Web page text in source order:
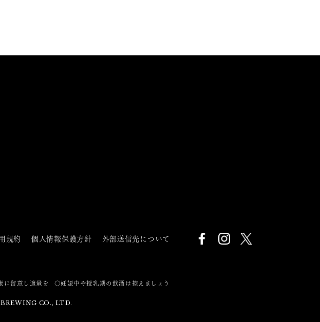
規約 個人情報保護方針 外部送信先について
に留意し適量を 〇妊娠中や授乳期の飲酒は控えましょう
CO., LTD.